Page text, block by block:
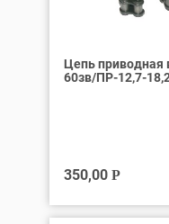
Цепь приводная
60зв/ПР-12,7-
350,00 Р